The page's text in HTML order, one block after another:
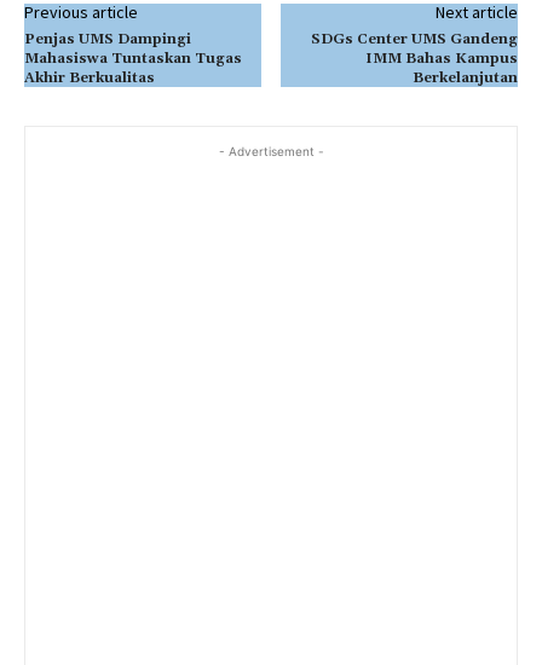
Previous article
Penjas UMS Dampingi
Mahasiswa Tuntaskan Tugas
Akhir Berkualitas
Next article
SDGs Center UMS Gandeng
IMM Bahas Kampus
Berkelanjutan
- Advertisement -